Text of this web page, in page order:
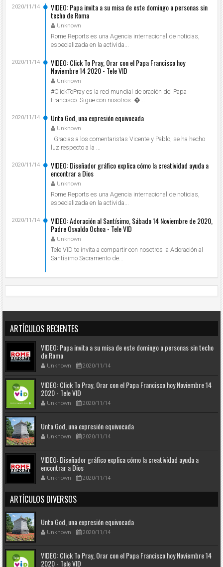
VIDEO: Papa invita a su misa de este domingo a personas sin
techo de Roma
Unknown
2020/11/14
Rome Reports es una Agencia internacional de noticias,
especializada en la activida...
VIDEO: Click To Pray, Orar con el Papa Francisco hoy
Noviembre 14 2020 - Tele VID
Unknown
2020/11/14
#ClickToPray es la red mundial de oración del Papa
Francisco. Sigue con nosotros: ...
Unto God, una expresión equivocada
Unknown
2020/11/14
Gracias a los comentaristas Vicente y Pablo, se ha hecho
luz respecto a la ...
VIDEO: Diseñador gráfico explica cómo la creatividad ayuda a
encontrar a Dios
Unknown
2020/11/14
Rome Reports es una Agencia internacional de noticias,
especializada en la activida...
VIDEO: Adoración al Santísimo, Sábado 14 Noviembre de 2020,
Padre Osvaldo Ochoa - Tele VID
Unknown
2020/11/14
Tele VID te invita a compartir con nosotros la Adoración al
Santísimo Sacramento de...
ARTÍCULOS RECIENTES
VIDEO: Papa invita a su misa de este domingo a personas sin techo
de Roma
Unknown 2020/11/14
VIDEO: Click To Pray, Orar con el Papa Francisco hoy Noviembre 14
2020 - Tele VID
Unknown 2020/11/14
Unto God, una expresión equivocada
Unknown 2020/11/14
VIDEO: Diseñador gráfico explica cómo la creatividad ayuda a
encontrar a Dios
Unknown 2020/11/14
ARTÍCULOS DIVERSOS
Unto God, una expresión equivocada
Unknown 2020/11/14
VIDEO: Click To Pray, Orar con el Papa Francisco hoy Noviembre 14
2020 - Tele VID